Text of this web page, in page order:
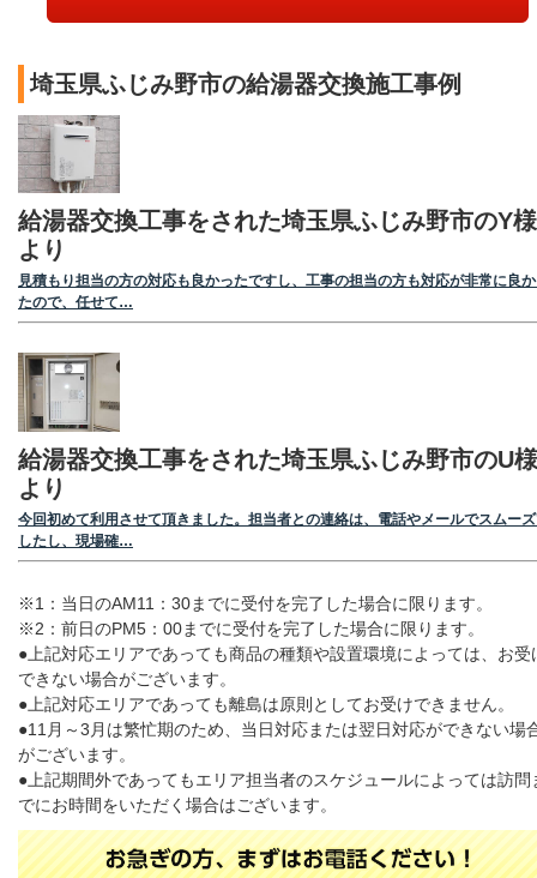
埼玉県ふじみ野市の給湯器交換施工事例
給湯器交換工事をされた埼玉県ふじみ野市のY様
より
見積もり担当の方の対応も良かったですし、工事の担当の方も対応が非常に良
たので、任せて…
給湯器交換工事をされた埼玉県ふじみ野市のU様
より
今回初めて利用させて頂きました。担当者との連絡は、電話やメールでスムー
したし、現場確…
※1：当日のAM11：30までに受付を完了した場合に限ります。
※2：前日のPM5：00までに受付を完了した場合に限ります。
●上記対応エリアであっても商品の種類や設置環境によっては、お受
できない場合がございます。
●上記対応エリアであっても離島は原則としてお受けできません。
●11月～3月は繁忙期のため、当日対応または翌日対応ができない場
がございます。
●上記期間外であってもエリア担当者のスケジュールによっては訪問
でにお時間をいただく場合はございます。